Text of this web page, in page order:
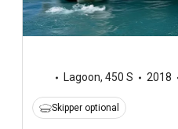
Lagoon, 450 S 2018
Skipper optional